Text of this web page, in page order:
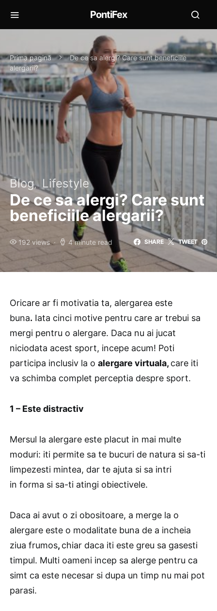
PontiFex
Prima pagină
De ce sa alergi? Care sunt beneficiile
alergarii?
Blog Lifestyle
De ce sa alergi? Care sunt
beneficiile alergarii?
192 views 4 minute read SHARE TWEET
Oricare ar fi motivatia ta, alergarea este
buna. Iata cinci motive pentru care ar trebui sa
mergi pentru o alergare. Daca nu ai jucat
niciodata acest sport, incepe acum! Poti
participa inclusiv la o alergare virtuala, care iti
va schimba complet perceptia despre sport.
1 – Este distractiv
Mersul la alergare este placut in mai multe
moduri: iti permite sa te bucuri de natura si sa-ti
limpezesti mintea, dar te ajuta si sa intri
in forma si sa-ti atingi obiectivele.
Daca ai avut o zi obositoare, a merge la o
alergare este o modalitate buna de a incheia
ziua frumos, chiar daca iti este greu sa gasesti
timpul. Multi oameni incep sa alerge pentru ca
simt ca este necesar si dupa un timp nu mai pot
parasi.